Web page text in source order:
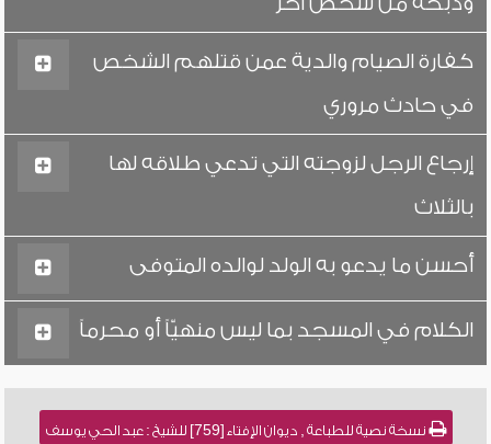
كفارة الصيام والدية عمن قتلهم الشخص
في حادث مروري
إرجاع الرجل لزوجته التي تدعي طلاقه لها
بالثلاث
أحسن ما يدعو به الولد لوالده المتوفى
الكلام في المسجد بما ليس منهيّاً أو محرماً
نسخة نصية للطباعة , ديوان الإفتاء [759] للشيخ : عبد الحي يوسف